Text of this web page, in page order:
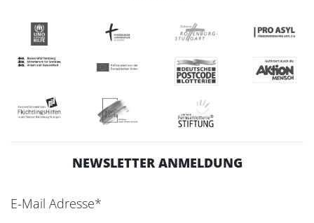
NEWSLETTER ANMELDUNG
E-Mail Adresse*